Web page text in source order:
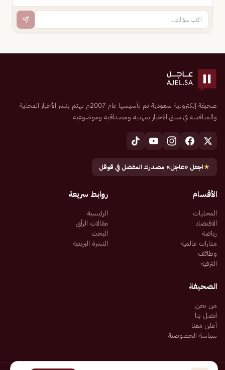
صحيفة إلكترونية سعودية تم تأسيسها عام 2007م تهتم بنشر الأخبار المحلية
والمنافسة في سبق الأخبار بمهنية ومصداقية وموضوعية
★اجعل «عاجل» مصدرك المفضل في قوقل
الأقسام
المحليات
الاقتصاد
رياضة
مدارات عالمية
وظائف
الترفيه
روابط سريعة
الرئيسية
مقالات الرأي
البحث
النشرة البريدية
الصحيفة
من نحن
اتصل بنا
أعلن معنا
سياسة الخصوصية